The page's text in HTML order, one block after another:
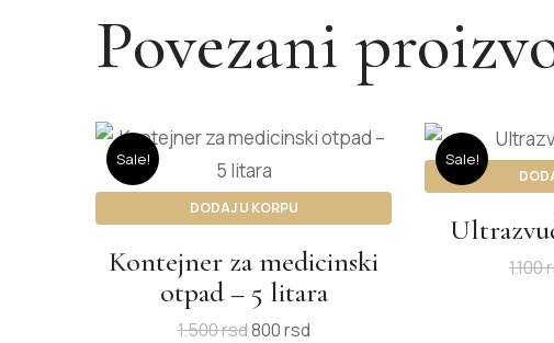
Povezani
DODAJ U KORPU
Sale!
Kontejner za medicinski
otpad – 5 litara
1.500rsd800rsd
Sale!
1.100